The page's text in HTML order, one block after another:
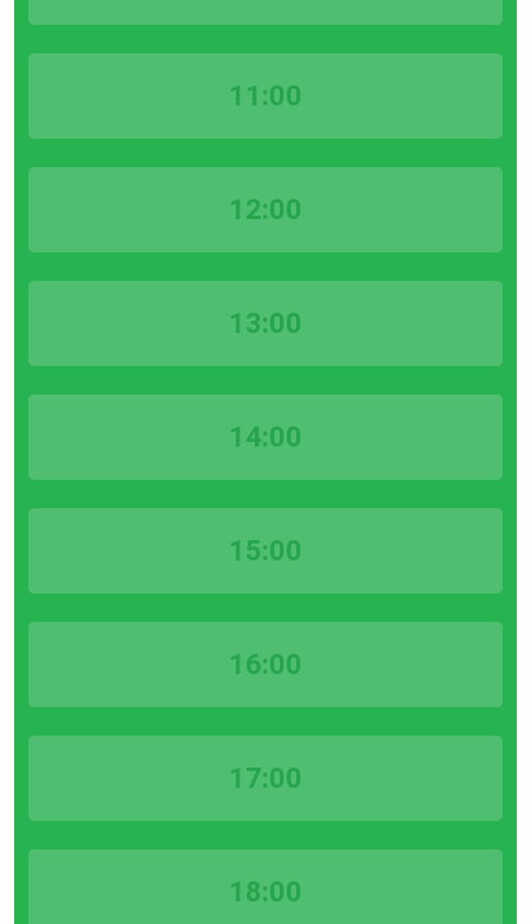
11:00
12:00
13:00
14:00
15:00
16:00
17:00
18:00